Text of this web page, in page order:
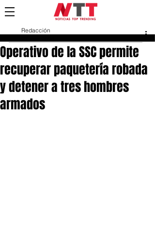
Operativo de la SSC permite
recuperar paquetería robada
y detener a tres hombres
armados
Redacción